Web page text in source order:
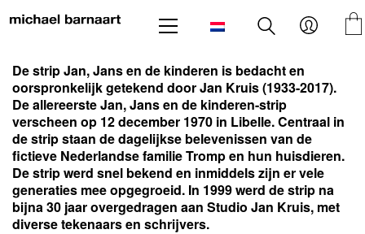
De strip Jan, Jans en de kinderen is bedacht en
oorspronkelijk getekend door Jan Kruis (1933-2017).
De allereerste Jan, Jans en de kinderen-strip
verscheen op 12 december 1970 in Libelle. Centraal in
de strip staan de dagelijkse belevenissen van de
fictieve Nederlandse familie Tromp en hun huisdieren.
De strip werd snel bekend en inmiddels zijn er vele
generaties mee opgegroeid. In 1999 werd de strip na
bijna 30 jaar overgedragen aan Studio Jan Kruis, met
diverse tekenaars en schrijvers.